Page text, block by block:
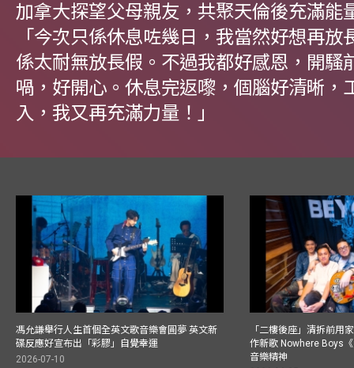
加拿大探望父母親友，共聚天倫後充滿能
「今次只係休息咗幾日，我當然好想再放
係太耐無放長假。不過我都好感恩，開騷
喎，好開心。休息完返嚟，個腦好清晰，
入，我又再充滿力量！」
馮允謙舉行人生首個全英文歌音樂會圓夢 英文新
碟反應好宣布出「彩膠」自覺幸運
2026-07-10
「二樓後座」清拆前用
作新歌 Nowhere Boys
音樂精神